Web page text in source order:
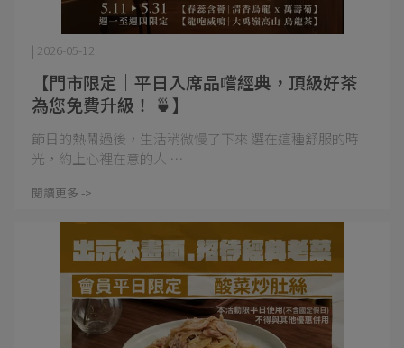
【門市限定｜平日入席品嚐經典，頂級好茶
為您免費升級！ 🍵】
| 2026-05-12
節日的熱鬧過後，生活稍微慢了下來 選在這種舒服的時
光，約上心裡在意的人 ⋯
閱讀更多 ->